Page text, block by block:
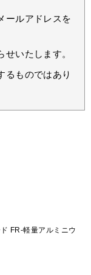
ールアドレスを
いたします。
るものではあり
FR-軽量アルミニウ